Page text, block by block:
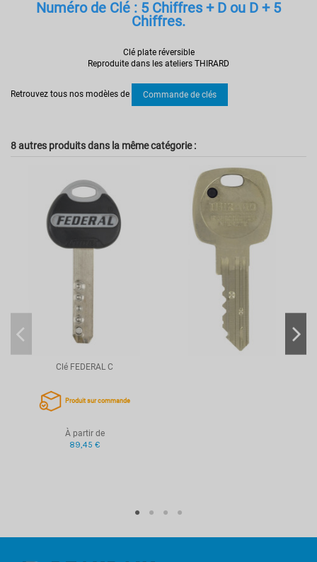
Numéro de Clé : 5 Chiffres + D ou D + 5
Chiffres.
Clé plate réversible
Reproduite dans les ateliers THIRARD
Retrouvez tous nos modèles de
Commande de clés
8 autres produits dans la même catégorie :
Clé FEDERAL C
Produit sur commande
À partir de
89,45 €